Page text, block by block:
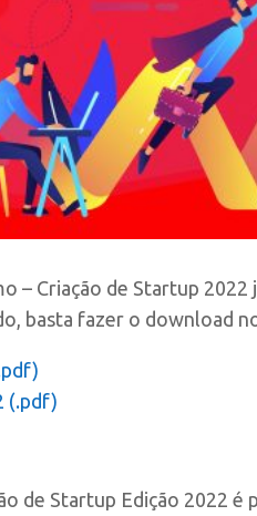
– Criação de Startup 2022
basta fazer o download
(.pdf)
de Startup Edição 2022 é